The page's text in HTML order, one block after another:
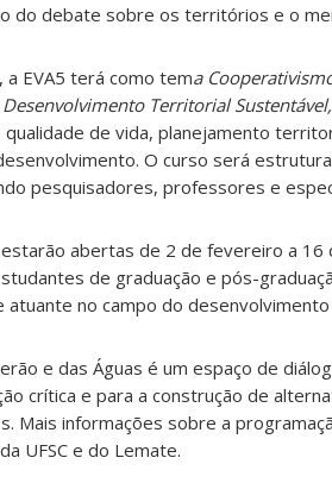
do debate sobre os territórios e o
a EVA5 terá como tema
Territorial Sustentável,
de vida, planejamento
O curso será
pesquisadores, professores e
abertas de 2 de fevereiro a 16
de graduação e pós-
atuante no campo do
e das Águas é um espaço de
crítica e para a construção de
Mais informações sobre a
UFSC e do Lemate.